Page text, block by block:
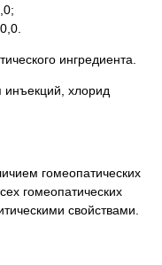
ингредиента.
инъекций, хлорид
гомеопатических
гомеопатических
свойствами.